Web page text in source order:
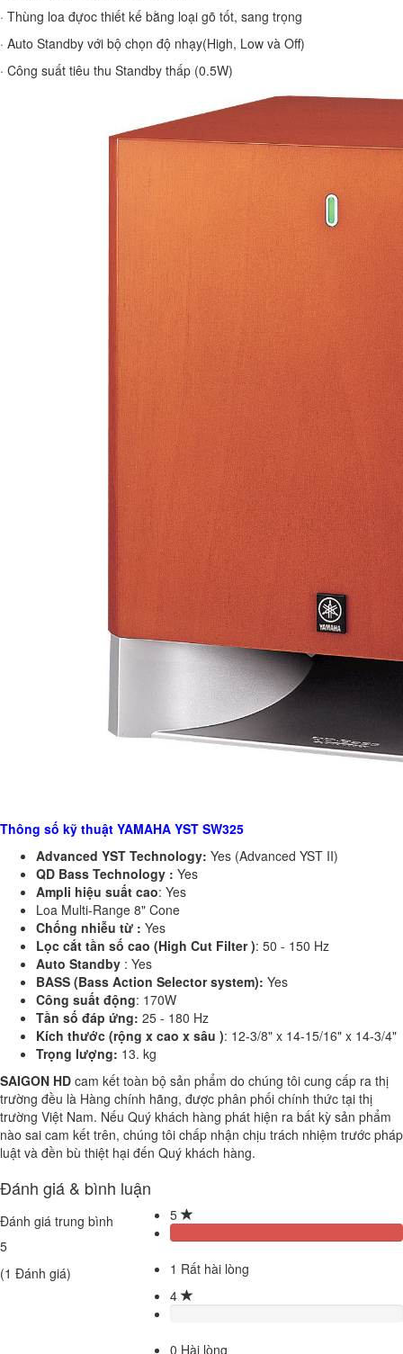
· Thùng loa đựoc thiết kế bằng loại gõ tốt, sang trọng
· Auto Standby với bộ chọn độ nhạy(High, Low và Off)
· Công suất tiêu thu Standby thấp (0.5W)
Thông số kỹ thuật YAMAHA YST SW325
Advanced YST Technology: Yes (Advanced YST II)
QD Bass Technology : Yes
Ampli hiệu suất cao: Yes
Loa Multi-Range 8" Cone
Chống nhiễu từ : Yes
Lọc cắt tần số cao (High Cut Filter ): 50 - 150 Hz
Auto Standby : Yes
BASS (Bass Action Selector system): Yes
Công suất động: 170W
Tần số đáp ứng: 25 - 180 Hz
Kích thước (rộng x cao x sâu ): 12-3/8" x 14-15/16" x 14-3/4"
Trọng lượng: 13. kg
SAIGON HD cam kết toàn bộ sản phẩm do chúng tôi cung cấp ra thị
trường đều là Hàng chính hãng, được phân phối chính thức tại thị
trường Việt Nam. Nếu Quý khách hàng phát hiện ra bất kỳ sản phẩm
nào sai cam kết trên, chúng tôi chấp nhận chịu trách nhiệm trước pháp
luật và đền bù thiệt hại đến Quý khách hàng.
Đánh giá & bình luận
Đánh giá trung bình
5
(1 Đánh giá)
5
1 Rất hài lòng
4
0 Hài lòng